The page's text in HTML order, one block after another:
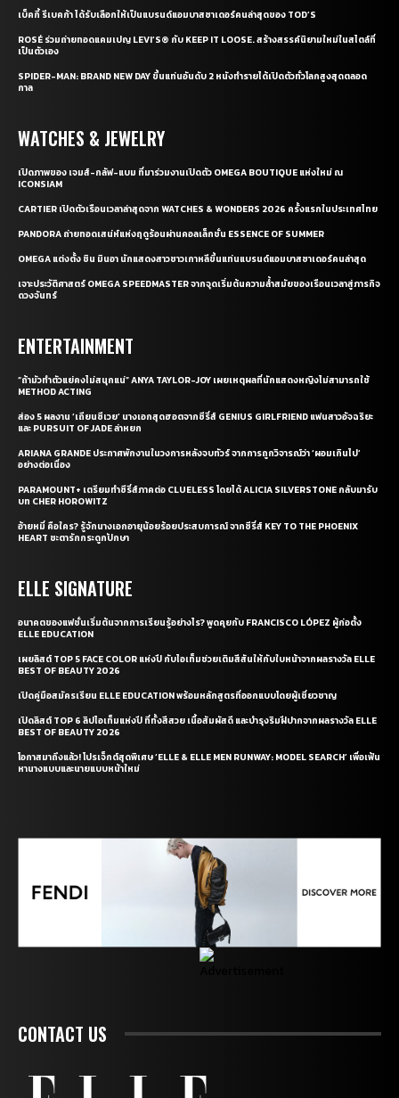
เบ็คกี้ รีเบคก้า ได้รับเลือกให้เป็นแบรนด์แอมบาสซาเดอร์คนล่าสุดของ TOD’S
ROSÉ ร่วมถ่ายทอดแคมเปญ LEVI’S® กับ KEEP IT LOOSE. สร้างสรรค์นิยามใหม่ในสไตล์ที่
เป็นตัวเอง
SPIDER-MAN: BRAND NEW DAY ขึ้นแท่นอันดับ 2 หนังทำรายได้เปิดตัวทั่วโลกสูงสุดตลอด
กาล
WATCHES & JEWELRY
เปิดภาพของ เจมส์-กลัฟ-แบม ที่มาร่วมงานเปิดตัว OMEGA BOUTIQUE แห่งใหม่ ณ
ICONSIAM
CARTIER เปิดตัวเรือนเวลาล่าสุดจาก WATCHES & WONDERS 2026 ครั้งแรกในประเทศไทย
PANDORA ถ่ายทอดเสน่ห์แห่งฤดูร้อนผ่านคอลเล็กชั่น ESSENCE OF SUMMER
OMEGA แต่งตั้ง ชิน มินอา นักแสดงสาวชาวเกาหลีขึ้นแท่นแบรนด์แอมบาสซาเดอร์คนล่าสุด
เจาะประวัติศาสตร์ OMEGA SPEEDMASTER จากจุดเริ่มต้นความล้ำสมัยของเรือนเวลาสู่ภารกิจ
ดวงจันทร์
ENTERTAINMENT
“ถ้ามัวทำตัวแย่คงไม่สนุกแน่” ANYA TAYLOR-JOY เผยเหตุผลที่นักแสดงหญิงไม่สามารถใช้
METHOD ACTING
ส่อง 5 ผลงาน ‘เถียนซีเวย’ นางเอกสุดฮอตจากซีรี่ส์ GENIUS GIRLFRIEND แฟนสาวอัจฉริยะ
และ PURSUIT OF JADE ล่าหยก
ARIANA GRANDE ประกาศพักงานในวงการหลังจบทัวร์ จากการถูกวิจารณ์ว่า ‘ผอมเกินไป’
อย่างต่อเนื่อง
PARAMOUNT+ เตรียมทำซีรี่ส์ภาคต่อ CLUELESS โดยได้ ALICIA SILVERSTONE กลับมารับ
บท CHER HOROWITZ
อ้ายหมี่ คือใคร? รู้จักนางเอกอายุน้อยร้อยประสบการณ์ จากซีรี่ส์ KEY TO THE PHOENIX
HEART ชะตารักกระดูกปักษา
ELLE SIGNATURE
อนาคตของแฟชั่นเริ่มต้นจากการเรียนรู้อย่างไร? พูดคุยกับ FRANCISCO LÓPEZ ผู้ก่อตั้ง
ELLE EDUCATION
เผยลิสต์ TOP 5 FACE COLOR แห่งปี กับไอเท็มช่วยเติมสีสันให้กับใบหน้าจากผลรางวัล ELLE
BEST OF BEAUTY 2026
เปิดคู่มือสมัครเรียน ELLE EDUCATION พร้อมหลักสูตรที่ออกแบบโดยผู้เชี่ยวชาญ
เปิดลิสต์ TOP 6 ลิปไอเท็มแห่งปี ที่ทั้งสีสวย เนื้อสัมผัสดี และบำรุงริมฝีปากจากผลรางวัล ELLE
BEST OF BEAUTY 2026
โอกาสมาถึงแล้ว! โปรเจ็กต์สุดพิเศษ ‘ELLE & ELLE MEN RUNWAY: MODEL SEARCH’ เพื่อเฟ้น
หานางแบบและนายแบบหน้าใหม่
CONTACT US